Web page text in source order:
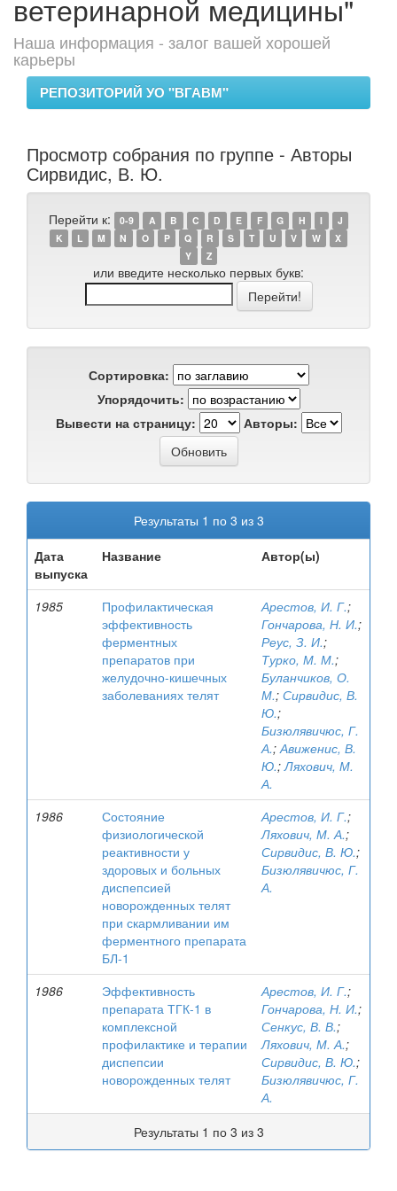
ветеринарной медицины"
Наша информация - залог вашей хорошей
карьеры
РЕПОЗИТОРИЙ УО "ВГАВМ"
Просмотр собрания по группе - Авторы
Сирвидис, В. Ю.
Перейти к: 0-9 A B C D E F G H I
J
K
L M N O P Q R S T U V W
X
Y
Z
или введите несколько первых букв:
Сортировка:
Упорядочить:
Вывести на страницу:
Авторы:
Результаты 1 по 3 из 3
Дата
выпуска
Название Автор(ы)
1985
Профилактическая
эффективность
ферментных
препаратов при
желудочно-кишечных
заболеваниях телят
Арестов, И. Г.;
Гончарова, Н. И.;
Реус, З. И.;
Турко, М. М.;
Буланчиков, О.
М.; Сирвидис, В.
Ю.;
Бизюлявичюс, Г.
А.;Авиженис, В.
Ю.;Ляхович, М.
А.
1986
Состояние
физиологической
реактивности у
здоровых и больных
диспепсией
новорожденных телят
при скармливании им
ферментного препарата
БЛ-1
Арестов, И. Г.;
Ляхович, М. А.;
Сирвидис, В. Ю.;
Бизюлявичюс, Г.
А.
1986
Эффективность
препарата ТГК-1 в
комплексной
профилактике и терапии
диспепсии
новорожденных телят
Арестов, И. Г.;
Гончарова, Н. И.;
Сенкус, В. В.;
Ляхович, М. А.;
Сирвидис, В. Ю.;
Бизюлявичюс, Г.
А.
Результаты 1 по 3 из 3